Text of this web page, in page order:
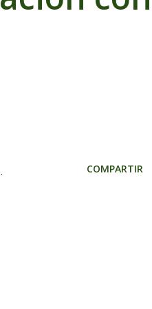
COMPARTIR